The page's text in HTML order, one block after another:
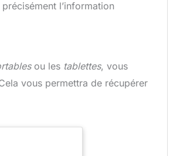
l’information
ou les tablettes, vous
vous permettra de récupérer